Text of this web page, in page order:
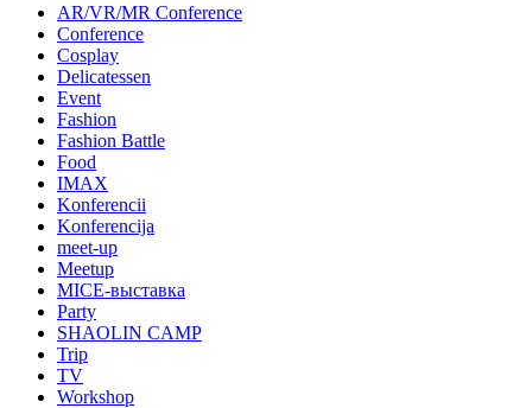
AR/VR/MR Conference
Conference
Cosplay
Delicatessen
Event
Fashion
Fashion Battle
Food
IMAX
Konferencii
Konferencija
meet-up
Meetup
MICE-выставка
Party
SHAOLIN CAMP
Trip
TV
Workshop